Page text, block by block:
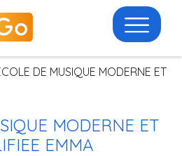
DE MUSIQUE MODERNE ET
MODERNE ET
EMMA